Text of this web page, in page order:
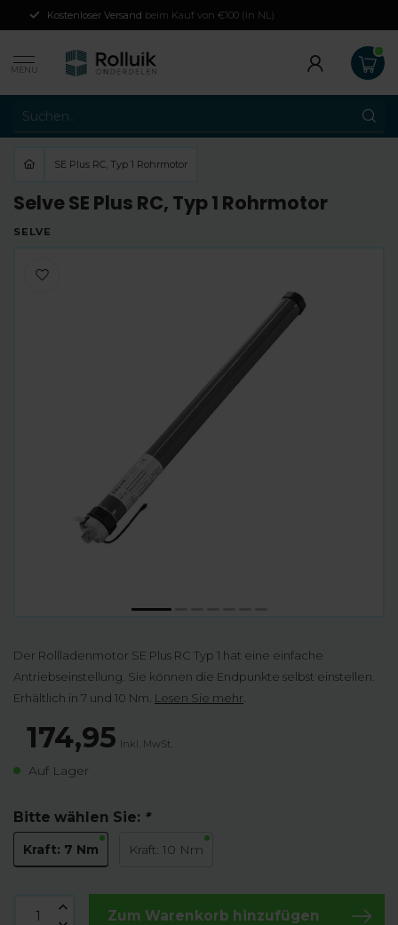
Kostenloser Versand beim Kauf von €100 (in NL)
MENU
SE Plus RC, Typ 1 Rohrmotor
Selve SE Plus RC, Typ 1 Rohrmotor
SELVE
Der Rollladenmotor SE Plus RC Typ 1 hat eine einfache
Antriebseinstellung. Sie können die Endpunkte selbst einstellen.
Erhältlich in 7 und 10 Nm. Lesen Sie mehr
174,95 Inkl. MwSt.
Auf Lager
Bitte wählen Sie: *
Kraft: 7 Nm Kraft: 10 Nm
Zum Warenkorb hinzufügen